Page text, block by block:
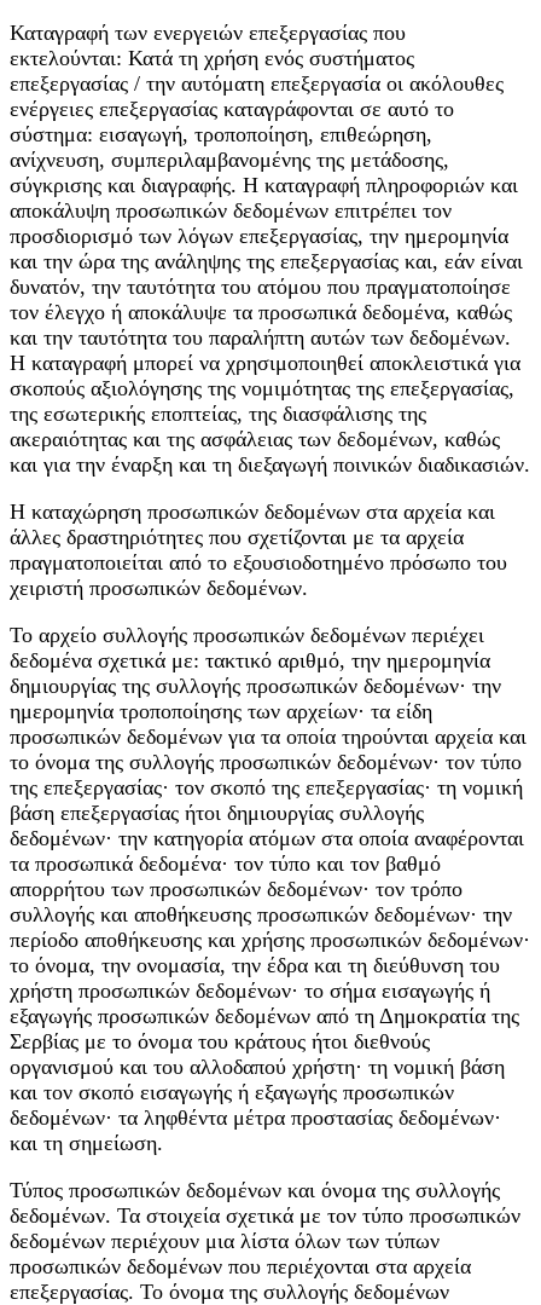
Καταγραφή των ενεργειών επεξεργασίας που
εκτελούνται: Κατά τη χρήση ενός συστήματος
επεξεργασίας / την αυτόματη επεξεργασία οι ακόλουθες
ενέργειες επεξεργασίας καταγράφονται σε αυτό το
σύστημα: εισαγωγή, τροποποίηση, επιθεώρηση,
ανίχνευση, συμπεριλαμβανομένης της μετάδοσης,
σύγκρισης και διαγραφής. Η καταγραφή πληροφοριών και
αποκάλυψη προσωπικών δεδομένων επιτρέπει τον
προσδιορισμό των λόγων επεξεργασίας, την ημερομηνία
και την ώρα της ανάληψης της επεξεργασίας και, εάν είναι
δυνατόν, την ταυτότητα του ατόμου που πραγματοποίησε
τον έλεγχο ή αποκάλυψε τα προσωπικά δεδομένα, καθώς
και την ταυτότητα του παραλήπτη αυτών των δεδομένων.
Η καταγραφή μπορεί να χρησιμοποιηθεί αποκλειστικά για
σκοπούς αξιολόγησης της νομιμότητας της επεξεργασίας,
της εσωτερικής εποπτείας, της διασφάλισης της
ακεραιότητας και της ασφάλειας των δεδομένων, καθώς
και για την έναρξη και τη διεξαγωγή ποινικών διαδικασιών.
Η καταχώρηση προσωπικών δεδομένων στα αρχεία και
άλλες δραστηριότητες που σχετίζονται με τα αρχεία
πραγματοποιείται από το εξουσιοδοτημένο πρόσωπο του
χειριστή προσωπικών δεδομένων.
Το αρχείο συλλογής προσωπικών δεδομένων περιέχει
δεδομένα σχετικά με: τακτικό αριθμό, την ημερομηνία
δημιουργίας της συλλογής προσωπικών δεδομένων· την
ημερομηνία τροποποίησης των αρχείων· τα είδη
προσωπικών δεδομένων για τα οποία τηρούνται αρχεία και
το όνομα της συλλογής προσωπικών δεδομένων· τον τύπο
της επεξεργασίας· τον σκοπό της επεξεργασίας· τη νομική
βάση επεξεργασίας ήτοι δημιουργίας συλλογής
δεδομένων· την κατηγορία ατόμων στα οποία αναφέρονται
τα προσωπικά δεδομένα· τον τύπο και τον βαθμό
απορρήτου των προσωπικών δεδομένων· τον τρόπο
συλλογής και αποθήκευσης προσωπικών δεδομένων· την
περίοδο αποθήκευσης και χρήσης προσωπικών δεδομένων·
το όνομα, την ονομασία, την έδρα και τη διεύθυνση του
χρήστη προσωπικών δεδομένων· το σήμα εισαγωγής ή
εξαγωγής προσωπικών δεδομένων από τη Δημοκρατία της
Σερβίας με το όνομα του κράτους ήτοι διεθνούς
οργανισμού και του αλλοδαπού χρήστη· τη νομική βάση
και τον σκοπό εισαγωγής ή εξαγωγής προσωπικών
δεδομένων· τα ληφθέντα μέτρα προστασίας δεδομένων·
και τη σημείωση.
Τύπος προσωπικών δεδομένων και όνομα της συλλογής
δεδομένων. Τα στοιχεία σχετικά με τον τύπο προσωπικών
δεδομένων περιέχουν μια λίστα όλων των τύπων
προσωπικών δεδομένων που περιέχονται στα αρχεία
επεξεργασίας. Το όνομα της συλλογής δεδομένων